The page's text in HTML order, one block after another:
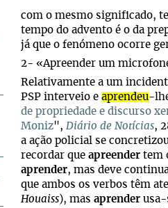
com o mesmo significado,
tempo do advento é o da
já que o fenómeno ocorre
2- «Apreender um
Relativamente a um
PSP interveio e aprendeu-
de propriedade e discurso
Moniz", Diário de Notícias,
a ação policial se
recordar que apreender tem
aprender, mas deve
que ambos os verbos têm
Houaiss), mas aprender usa-